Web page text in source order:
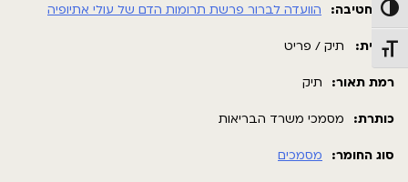
הפעל/כבה ניגודיות גבוהה
מתג גודל גופן
תת חטיבה: הוועדה לברור פרשת תרומות הדם של עולי אתיופיה
תבנית: תיק / פריט
רמת תאור: תיק
כותרת: מסמכי משרד הבריאות
סוג החומר: מסמכים